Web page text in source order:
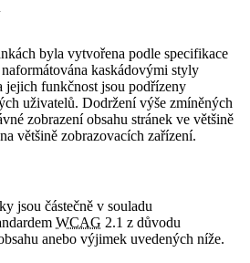
byla vytvořena podle specifikace
kaskádovými styly
jejich funkčnost jsou podřízeny
uživatelů. Dodržení výše zmíněných
zobrazení obsahu stránek ve většině
většině zobrazovacích zařízení.
jsou částečně v souladu
WCAG 2.1 z důvodu
anebo výjimek uvedených níže.